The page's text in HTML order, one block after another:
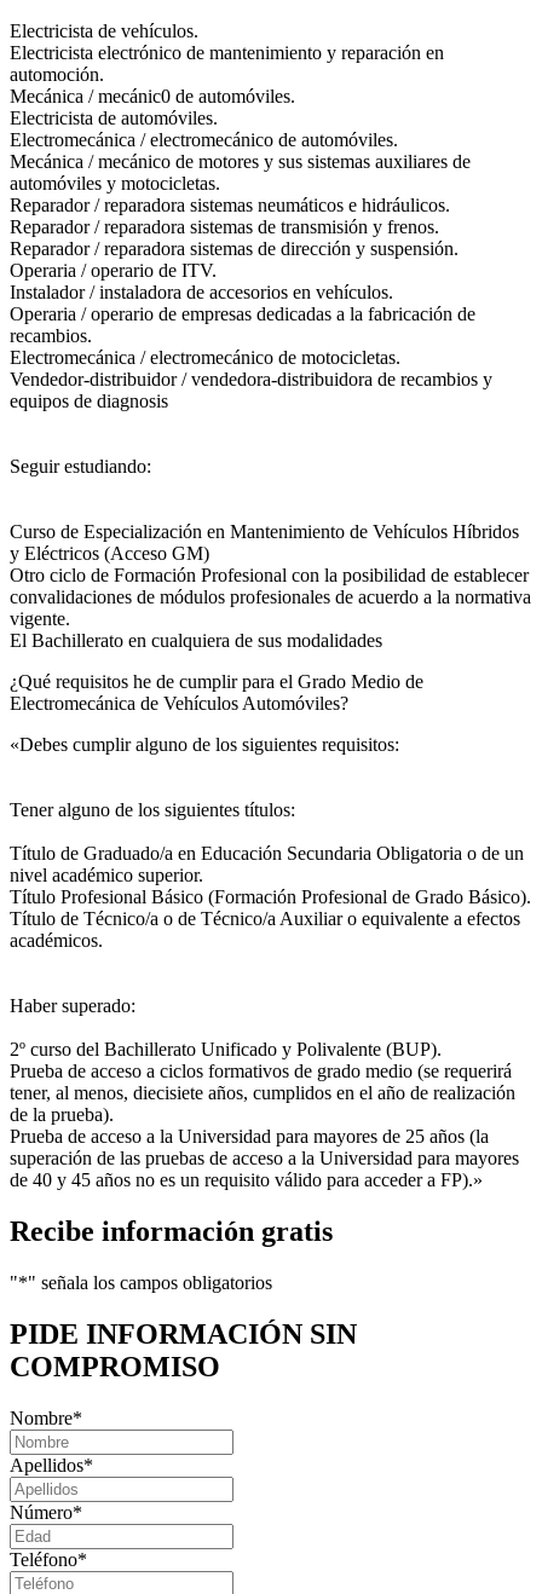
Electricista de vehículos.
Electricista electrónico de mantenimiento y reparación en
automoción.
Mecánica / mecánic0 de automóviles.
Electricista de automóviles.
Electromecánica / electromecánico de automóviles.
Mecánica / mecánico de motores y sus sistemas auxiliares de
automóviles y motocicletas.
Reparador / reparadora sistemas neumáticos e hidráulicos.
Reparador / reparadora sistemas de transmisión y frenos.
Reparador / reparadora sistemas de dirección y suspensión.
Operaria / operario de ITV.
Instalador / instaladora de accesorios en vehículos.
Operaria / operario de empresas dedicadas a la fabricación de
recambios.
Electromecánica / electromecánico de motocicletas.
Vendedor-distribuidor / vendedora-distribuidora de recambios y
equipos de diagnosis
Seguir estudiando:
Curso de Especialización en Mantenimiento de Vehículos Híbridos
y Eléctricos (Acceso GM)
Otro ciclo de Formación Profesional con la posibilidad de establecer
convalidaciones de módulos profesionales de acuerdo a la normativa
vigente.
El Bachillerato en cualquiera de sus modalidades
¿Qué requisitos he de cumplir para el Grado Medio de
Electromecánica de Vehículos Automóviles?
«Debes cumplir alguno de los siguientes requisitos:
Tener alguno de los siguientes títulos:
Título de Graduado/a en Educación Secundaria Obligatoria o de un
nivel académico superior.
Título Profesional Básico (Formación Profesional de Grado Básico).
Título de Técnico/a o de Técnico/a Auxiliar o equivalente a efectos
académicos.
Haber superado:
2º curso del Bachillerato Unificado y Polivalente (BUP).
Prueba de acceso a ciclos formativos de grado medio (se requerirá
tener, al menos, diecisiete años, cumplidos en el año de realización
de la prueba).
Prueba de acceso a la Universidad para mayores de 25 años (la
superación de las pruebas de acceso a la Universidad para mayores
de 40 y 45 años no es un requisito válido para acceder a FP).»
Recibe información gratis
"*" señala los campos obligatorios
PIDE INFORMACIÓN SIN
COMPROMISO
Nombre*
Apellidos*
Número*
Teléfono*